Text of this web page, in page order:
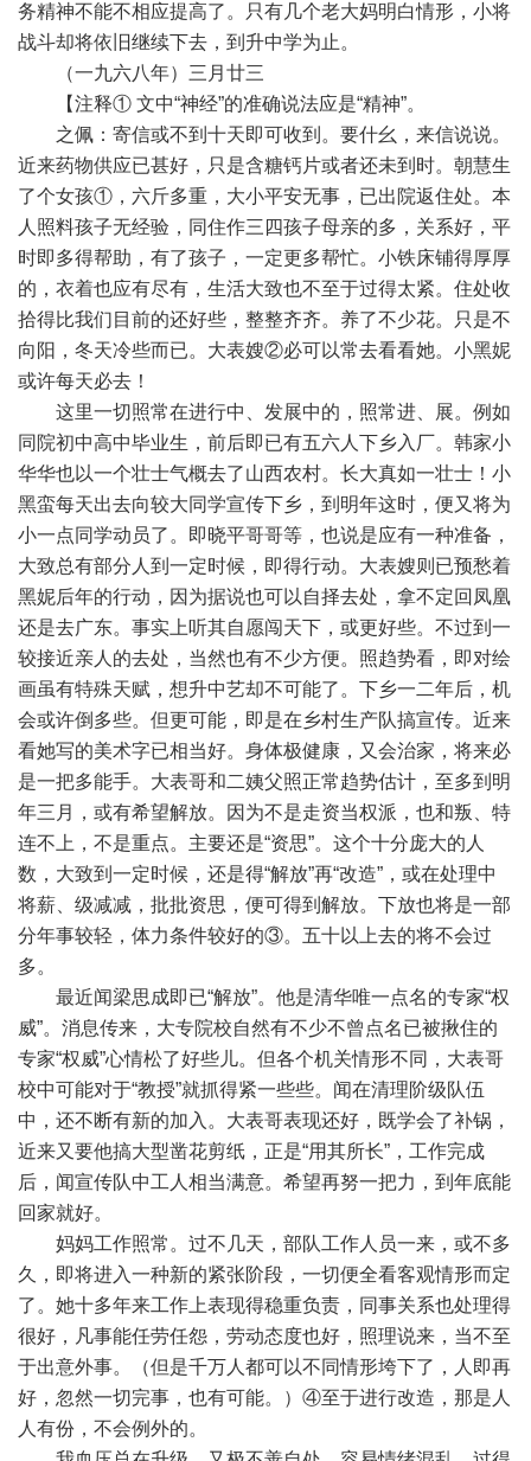
务精神不能不相应提高了。只有几个老大妈明白情形，小将
战斗却将依旧继续下去，到升中学为止。
（一九六八年）三月廿三
【注释① 文中“神经”的准确说法应是“精神”。
之佩：寄信或不到十天即可收到。要什幺，来信说说。
近来药物供应已甚好，只是含糖钙片或者还未到时。朝慧生
了个女孩①，六斤多重，大小平安无事，已出院返住处。本
人照料孩子无经验，同住作三四孩子母亲的多，关系好，平
时即多得帮助，有了孩子，一定更多帮忙。小铁床铺得厚厚
的，衣着也应有尽有，生活大致也不至于过得太紧。住处收
拾得比我们目前的还好些，整整齐齐。养了不少花。只是不
向阳，冬天冷些而已。大表嫂②必可以常去看看她。小黑妮
或许每天必去！
这里一切照常在进行中、发展中的，照常进、展。例如
同院初中高中毕业生，前后即已有五六人下乡入厂。韩家小
华华也以一个壮士气概去了山西农村。长大真如一壮士！小
黑蛮每天出去向较大同学宣传下乡，到明年这时，便又将为
小一点同学动员了。即晓平哥哥等，也说是应有一种准备，
大致总有部分人到一定时候，即得行动。大表嫂则已预愁着
黑妮后年的行动，因为据说也可以自择去处，拿不定回凤凰
还是去广东。事实上听其自愿闯天下，或更好些。不过到一
较接近亲人的去处，当然也有不少方便。照趋势看，即对绘
画虽有特殊天赋，想升中艺却不可能了。下乡一二年后，机
会或许倒多些。但更可能，即是在乡村生产队搞宣传。近来
看她写的美术字已相当好。身体极健康，又会治家，将来必
是一把多能手。大表哥和二姨父照正常趋势估计，至多到明
年三月，或有希望解放。因为不是走资当权派，也和叛、特
连不上，不是重点。主要还是“资思”。这个十分庞大的人
数，大致到一定时候，还是得“解放”再“改造”，或在处理中
将薪、级减减，批批资思，便可得到解放。下放也将是一部
分年事较轻，体力条件较好的③。五十以上去的将不会过
多。
最近闻梁思成即已“解放”。他是清华唯一点名的专家“权
威”。消息传来，大专院校自然有不少不曾点名已被揪住的
专家“权威”心情松了好些儿。但各个机关情形不同，大表哥
校中可能对于“教授”就抓得紧一些些。闻在清理阶级队伍
中，还不断有新的加入。大表哥表现还好，既学会了补锅，
近来又要他搞大型凿花剪纸，正是“用其所长”，工作完成
后，闻宣传队中工人相当满意。希望再努一把力，到年底能
回家就好。
妈妈工作照常。过不几天，部队工作人员一来，或不多
久，即将进入一种新的紧张阶段，一切便全看客观情形而定
了。她十多年来工作上表现得稳重负责，同事关系也处理得
很好，凡事能任劳任怨，劳动态度也好，照理说来，当不至
于出意外事。（但是千万人都可以不同情形垮下了，人即再
好，忽然一切完事，也有可能。）④至于进行改造，那是人
人有份，不会例外的。